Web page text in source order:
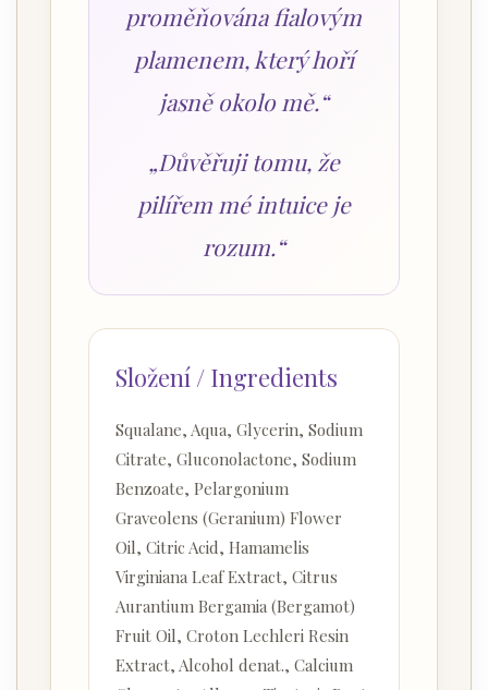
proměňována fialovým
plamenem, který hoří
jasně okolo mě.“
„Důvěřuji tomu, že
pilířem mé intuice je
rozum.“
Složení / Ingredients
Squalane, Aqua, Glycerin, Sodium
Citrate, Gluconolactone, Sodium
Benzoate, Pelargonium
Graveolens (Geranium) Flower
Oil, Citric Acid, Hamamelis
Virginiana Leaf Extract, Citrus
Aurantium Bergamia (Bergamot)
Fruit Oil, Croton Lechleri Resin
Extract, Alcohol denat., Calcium